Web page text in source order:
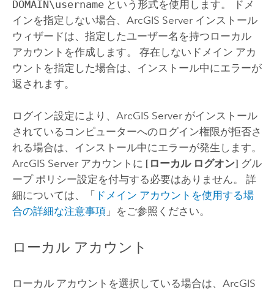
DOMAIN\usernameという形式を使用します。 ドメ
インを指定しない場合、 ArcGIS Serverインストール
ウィザードは、指定したユーザー名を持つローカル
アカウントを作成します。 存在しないドメイン アカ
ウントを指定した場合は、インストール中にエラーが
返されます。
ログイン設定により、 ArcGIS Serverがインストール
されているコンピューターへのログイン権限が拒否さ
れる場合は、インストール中にエラーが発生します。
ArcGIS Serverアカウントに [ローカル ログオン] グル
ープ ポリシー設定を付与する必要はありません。 詳
細については、「 ドメイン アカウントを使用する場
合の詳細な注意事項」をご参照ください。
ローカル アカウント
ローカル アカウントを選択している場合は、 ArcGIS